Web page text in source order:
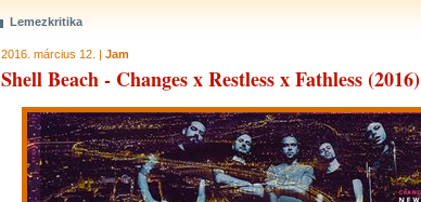
Lemezkritika
2016. március 12. | Jam
Shell Beach - Changes x Restless x Fathless (2016)